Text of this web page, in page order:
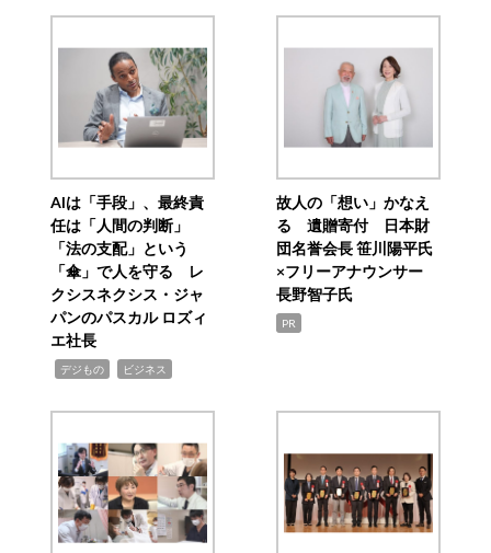
AIは「手段」、最終責
任は「人間の判断」
「法の支配」という
「傘」で人を守る レ
クシスネクシス・ジャ
パンのパスカル ロズィ
エ社長
デジもの ビジネス
故人の「想い」かなえ
る 遺贈寄付 日本財
団名誉会長 笹川陽平氏
×フリーアナウンサー
長野智子氏
PR